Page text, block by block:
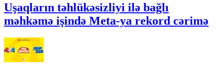
Uşaqların təhlükəsizliyi ilə bağlı
məhkəmə işində Meta-ya rekord cərimə